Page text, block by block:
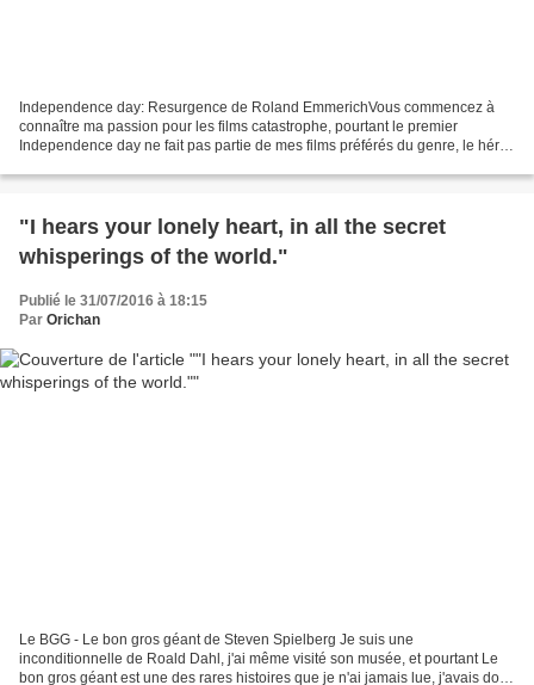
Independence day: Resurgence de Roland EmmerichVous commencez à
connaître ma passion pour les films catastrophe, pourtant le premier
Independence day ne fait pas partie de mes films préférés du genre, le héros
"I hears your lonely heart, in all the secret
whisperings of the world."
Publié le 31/07/2016 à 18:15
Par Orichan
Le BGG - Le bon gros géant de Steven Spielberg Je suis une
inconditionnelle de Roald Dahl, j'ai même visité son musée, et pourtant Le
bon gros géant est une des rares histoires que je n'ai jamais lue, j'avais donc